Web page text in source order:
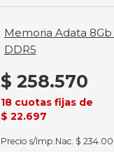
Memoria Adata
DDR5
$ 258.570
18 cuotas fijas de
$ 22.697
Precio s/Imp.Nac. $